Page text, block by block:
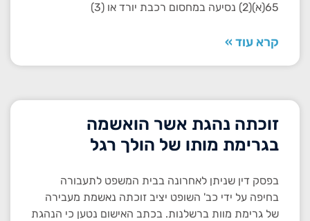
65(א)(2) נסיעה במחסום רכבת יורד או (3)
קרא עוד »
זוכתה נהגת אשר הואשמה
בגרימת מותו של הולך רגל
בפסק דין שניתן לאחרונה בבית המשפט לתעבורה
בחיפה על ידי כב' השופט יציב זוכתה נאשמת מעבירה
של גרימת מוות ברשלנות. בכתב האישום נטען כי הנהגת